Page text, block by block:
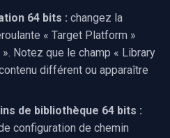
64 bits : changez la
« Target Platform »
Notez que le champ « Library
différent ou apparaître
de bibliothèque 64 bits :
configuration de chemin